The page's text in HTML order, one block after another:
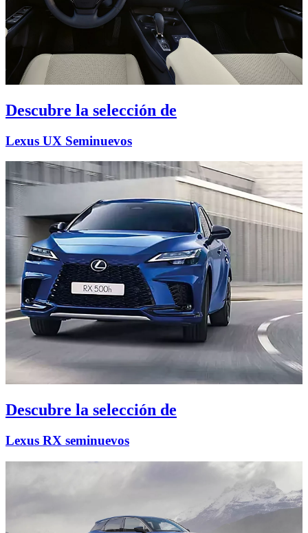
Descubre la selección de
Lexus UX Seminuevos
Descubre la selección de
Lexus RX seminuevos